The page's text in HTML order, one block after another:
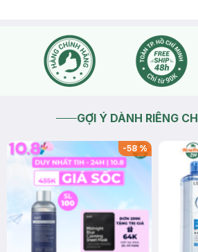
GỢI Ý DÀNH RIÊNG
-58%